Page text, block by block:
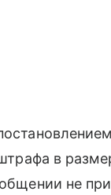
в
не